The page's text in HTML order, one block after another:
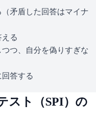
矛盾した回答はマイナ
る
つ、自分を偽りすぎな
答する
スト（SPI）の